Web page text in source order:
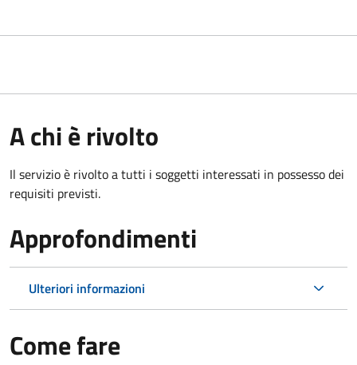
A chi è rivolto
Il servizio è rivolto a tutti i soggetti interessati in possesso dei
requisiti previsti.
Approfondimenti
Ulteriori informazioni
Come fare